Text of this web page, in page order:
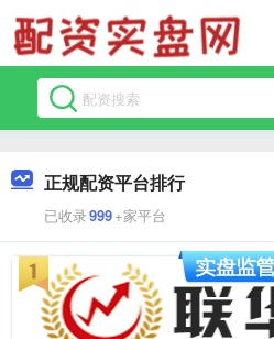
正规配资平台排行
已收录999+家平台